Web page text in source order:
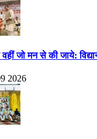
जो मन से की जाये:
2026